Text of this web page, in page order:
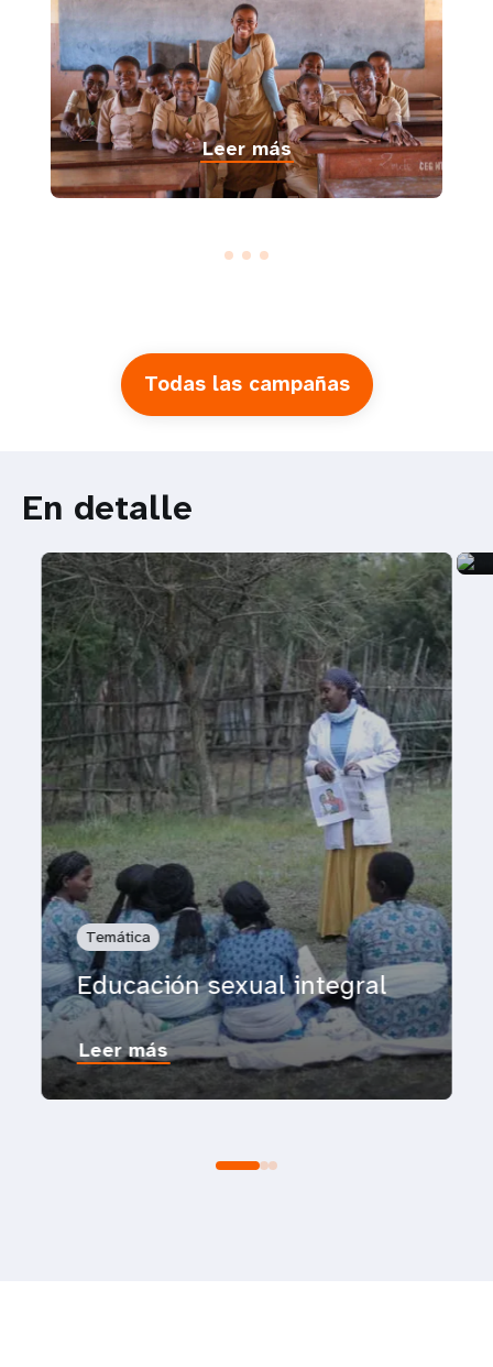
Leer más
Todas las campañas
En detalle
Temática
Educación sexual integral
Leer más